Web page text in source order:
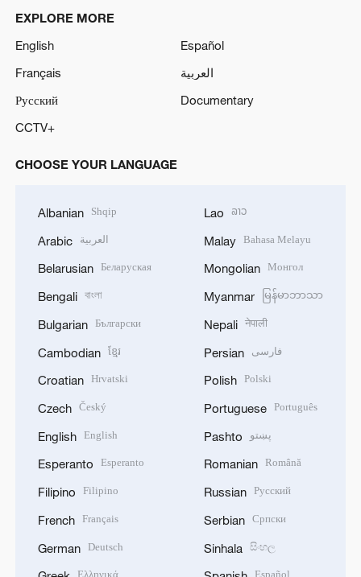
EXPLORE MORE
English
Español
Français
العربية
Русский
Documentary
CCTV+
CHOOSE YOUR LANGUAGE
Albanian Shqip
Arabic العربية
Belarusian Беларуская
Bengali বাংলা
Bulgarian Български
Cambodian ខ្មែរ
Croatian Hrvatski
Czech Český
English English
Esperanto Esperanto
Filipino Filipino
French Français
German Deutsch
Lao ລາວ
Malay Bahasa Melayu
Mongolian Монгол
Myanmar မြန်မာဘာသာ
Nepali नेपाली
Persian فارسی
Polish Polski
Portuguese Português
Pashto پښتو
Romanian Română
Russian Русский
Serbian Српски
Sinhala සිංහල